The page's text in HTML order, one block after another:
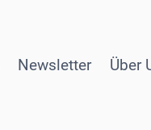
Newsletter Über